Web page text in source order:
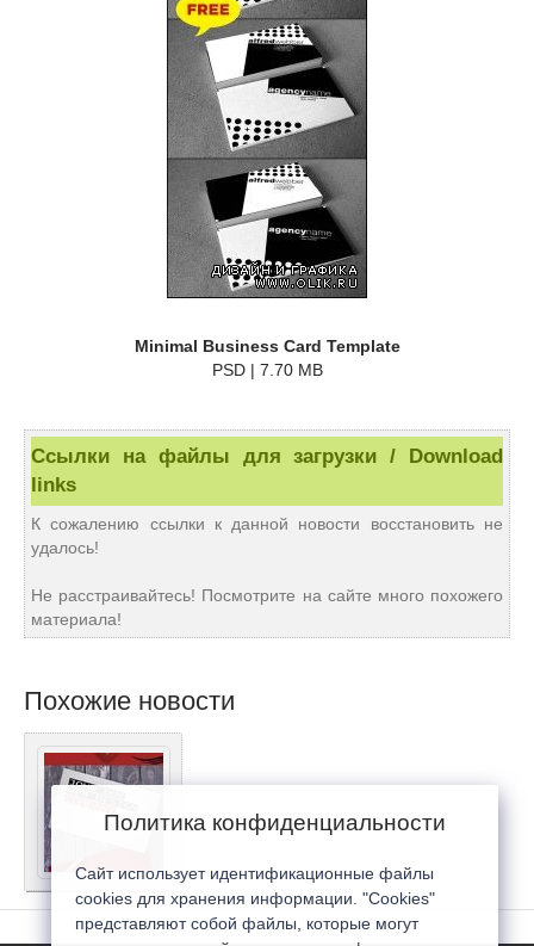
Minimal Business Card Template
PSD | 7.70 MB
Ссылки на файлы для загрузки / Download
links
К сожалению ссылки к данной новости восстановить не
удалось!
Не расстраивайтесь! Посмотрите на сайте много похожего
материала!
Похожие новости
Политика конфиденциальности
Сайт использует идентификационные файлы
cookies для хранения информации. "Cookies"
представляют собой файлы, которые могут